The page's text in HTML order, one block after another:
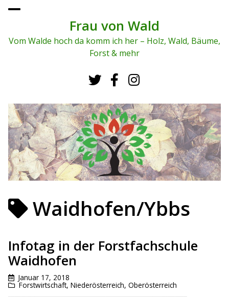
To
me
Frau von Wald
Vom Walde hoch da komm ich her – Holz, Wald, Bäume,
Forst & mehr
Waidhofen/Ybbs
Infotag in der Forstfachschule
Waidhofen
Januar 17, 2018
Forstwirtschaft, Niederösterreich, Oberösterreich